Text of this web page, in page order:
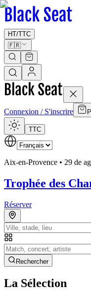
HT/TTC
🇫🇷
Connexion / S'inscrire
TTC
Aix-en-Provence • 29 de
Trophée des
Réserver
Rechercher
La Sélection